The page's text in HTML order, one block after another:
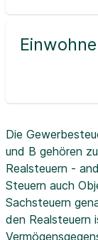
Die
und B gehören
Realsteuern -
Steuern auch
Sachsteuern
den Realsteuern